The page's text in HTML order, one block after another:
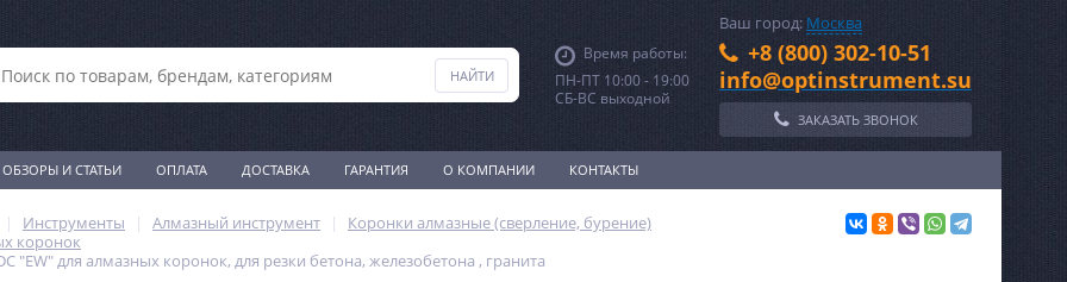
Время работы:
ПН-ПТ 10:00 - 19:00
СБ-ВС выходной
Ваш город: Москва
+8 (800) 302-10-51
info@optinstrument.su
ЗАКАЗАТЬ ЗВОНОК
ОБЗОРЫ И СТАТЬИ ОПЛАТА ДОСТАВКА ГАРАНТИЯ О КОМПАНИИ КОНТАКТЫ
Инструменты Алмазный инструмент
Коронки алмазные (сверление, бурение)
коронок
"EW" для алмазных коронок, для резки бетона, железобетона , гранита